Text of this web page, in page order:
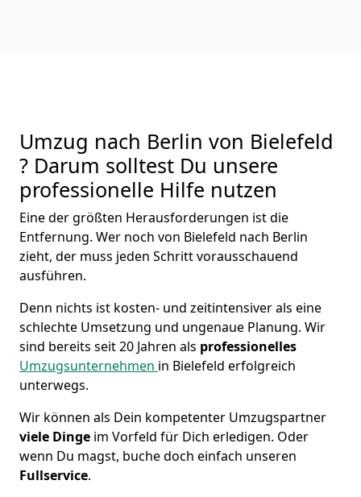
Umzug nach Berlin von Bielefeld
? Darum solltest Du unsere
professionelle Hilfe nutzen
Eine der größten Herausforderungen ist die
Entfernung. Wer noch von Bielefeld nach Berlin
zieht, der muss jeden Schritt vorausschauend
ausführen.
Denn nichts ist kosten- und zeitintensiver als eine
schlechte Umsetzung und ungenaue Planung. Wir
sind bereits seit 20 Jahren als professionelles
Umzugsunternehmen in Bielefeld erfolgreich
unterwegs.
Wir können als Dein kompetenter Umzugspartner
viele Dinge im Vorfeld für Dich erledigen. Oder
wenn Du magst, buche doch einfach unseren
Fullservice.